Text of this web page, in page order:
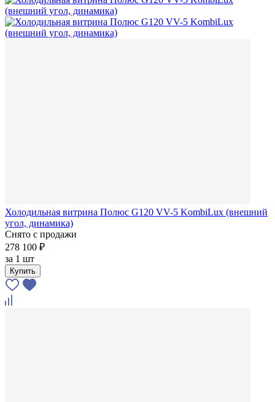
Холодильная витрина Полюс G120 VV-5 KombiLux (внешний
угол, динамика)
Снято с продажи
278 100 ₽
за 1 шт
Купить